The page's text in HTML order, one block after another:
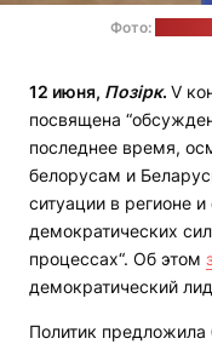
Фото:
12 июня, Позірк. V
посвящена
последнее время,
белорусам и
ситуации в регионе
демократических
процессах“. Об этом
демократический
Политик предложила